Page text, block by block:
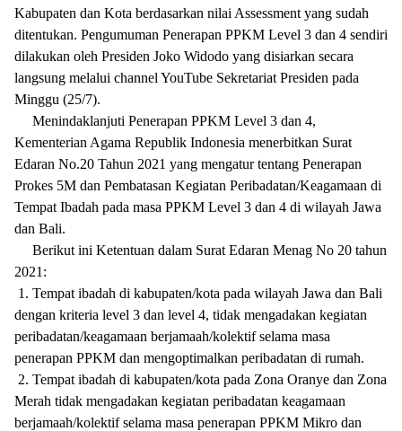
Kabupaten dan Kota berdasarkan nilai Assessment yang sudah
ditentukan. Pengumuman Penerapan PPKM Level 3 dan 4 sendiri
dilakukan oleh Presiden Joko Widodo yang disiarkan secara
langsung melalui channel YouTube Sekretariat Presiden pada
Minggu (25/7).
Menindaklanjuti Penerapan PPKM Level 3 dan 4,
Kementerian Agama Republik Indonesia menerbitkan Surat
Edaran No.20 Tahun 2021 yang mengatur tentang Penerapan
Prokes 5M dan Pembatasan Kegiatan Peribadatan/Keagamaan di
Tempat Ibadah pada masa PPKM Level 3 dan 4 di wilayah Jawa
dan Bali.
Berikut ini Ketentuan dalam Surat Edaran Menag No 20 tahun
2021:
1. Tempat ibadah di kabupaten/kota pada wilayah Jawa dan Bali
dengan kriteria level 3 dan level 4, tidak mengadakan kegiatan
peribadatan/keagamaan berjamaah/kolektif selama masa
penerapan PPKM dan mengoptimalkan peribadatan di rumah.
2. Tempat ibadah di kabupaten/kota pada Zona Oranye dan Zona
Merah tidak mengadakan kegiatan peribadatan keagamaan
berjamaah/kolektif selama masa penerapan PPKM Mikro dan